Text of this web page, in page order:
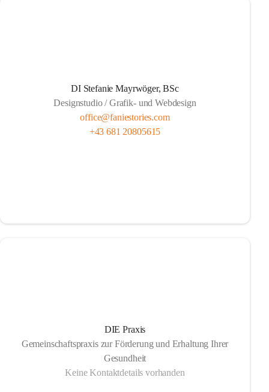
DI Stefanie Mayrwöger, BSc
Designstudio / Grafik- und Webdesign
office@faniestories.com
+43 681 20805615
DIE Praxis
Gemeinschaftspraxis zur Förderung und Erhaltung Ihrer
Gesundheit
Keine Kontaktdetails vorhanden